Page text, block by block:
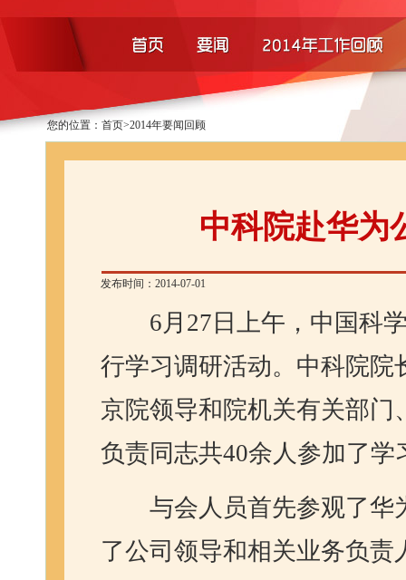
您的位置： 首页>2014年要闻回顾
中科院赴华为
发布时间：2014-07-01
6月 27 日上午，中国科
行学习调研活动。中科院
京院领导和院机关有关部
负责同志共40余人参加了学
与会人员首先参观了华
了公司领导和相关业务负